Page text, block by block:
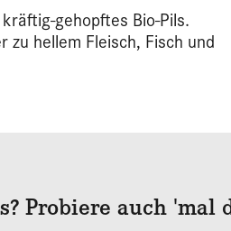
gehopftes Bio-Pils.
zu hellem Fleisch, Fisch und
Probiere auch 'mal